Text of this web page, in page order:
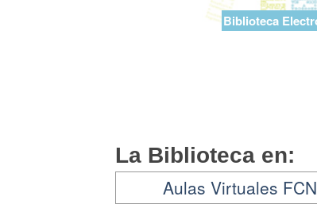
Biblioteca
La Biblioteca en:
Aulas Virtuales